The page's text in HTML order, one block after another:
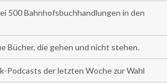
500 Bahnhofsbuchhandlungen in den
Bücher, die gehen und nicht stehen.
Podcasts der letzten Woche zur Wahl